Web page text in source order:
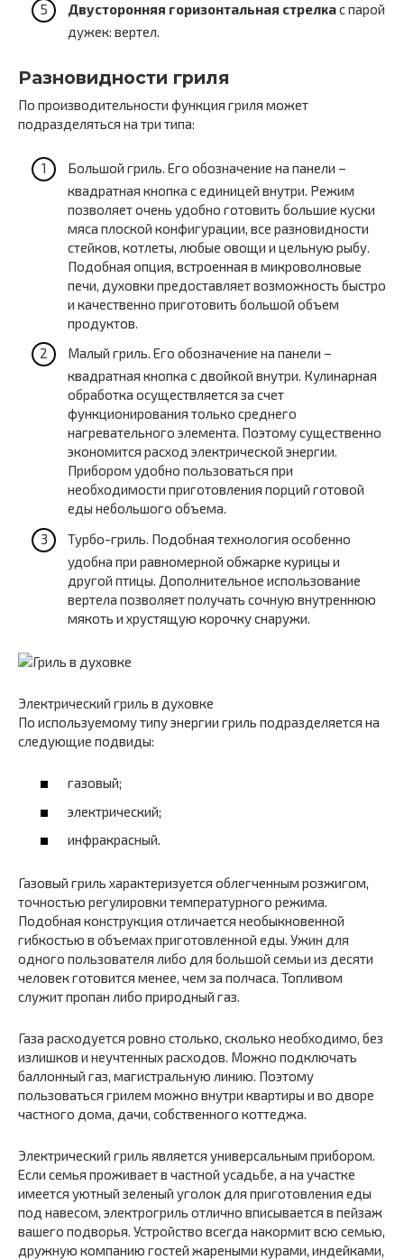
Двусторонняя горизонтальная стрелкас парой
дужек: вертел.
Разновидности гриля
По производительности функция гриля может
подразделяться на три типа:
Большой гриль. Его обозначение на панели –
квадратная кнопка с единицей внутри. Режим
позволяет очень удобно готовить большие куски
мяса плоской конфигурации, все разновидности
стейков, котлеты, любые овощи и цельную рыбу.
Подобная опция, встроенная в микроволновые
печи, духовки предоставляет возможность быстро
и качественно приготовить большой объем
продуктов.
Малый гриль. Его обозначение на панели –
квадратная кнопка с двойкой внутри. Кулинарная
обработка осуществляется за счет
функционирования только среднего
нагревательного элемента. Поэтому существенно
экономится расход электрической энергии.
Прибором удобно пользоваться при
необходимости приготовления порций готовой
еды небольшого объема.
Турбо-гриль. Подобная технология особенно
удобна при равномерной обжарке курицы и
другой птицы. Дополнительное использование
вертела позволяет получать сочную внутреннюю
мякоть и хрустящую корочку снаружи.
Электрический гриль в духовке
По используемому типу энергии гриль подразделяется на
следующие подвиды:
газовый;
электрический;
инфракрасный.
Газовый гриль характеризуется облегченным розжигом,
точностью регулировки температурного режима.
Подобная конструкция отличается необыкновенной
гибкостью в объемах приготовленной еды. Ужин для
одного пользователя либо для большой семьи из десяти
человек готовится менее, чем за полчаса. Топливом
служит пропан либо природный газ.
Газа расходуется ровно столько, сколько необходимо, без
излишков и неучтенных расходов. Можно подключать
баллонный газ, магистральную линию. Поэтому
пользоваться грилем можно внутри квартиры и во дворе
частного дома, дачи, собственного коттеджа.
Электрический гриль является универсальным прибором.
Если семья проживает в частной усадьбе, а на участке
имеется уютный зеленый уголок для приготовления еды
под навесом, электрогриль отлично вписывается в пейзаж
вашего подворья. Устройство всегда накормит всю семью,
дружную компанию гостей жареными курами, индейками,